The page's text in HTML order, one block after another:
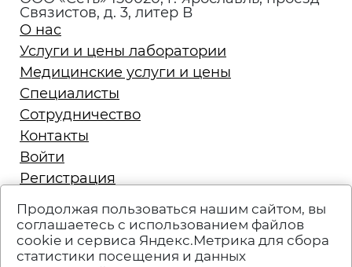
Связистов, д. 3, литер В
О нас
Услуги и цены лаборатории
Медицинские услуги и цены
Специалисты
Сотрудничество
Контакты
Войти
Регистрация
Политика конфиденциальности
Техподдержка
Вакансии
Продолжая пользоваться нашим сайтом, вы
соглашаетесь с использованием файлов
cookie и сервиса Яндекс.Метрика для сбора
статистики посещения и данных